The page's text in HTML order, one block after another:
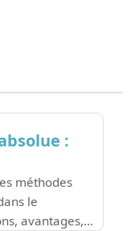
:
méthodes
le
avantages,